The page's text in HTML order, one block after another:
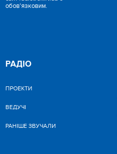
обов'язковим.
РАДІО
ПРОЕКТИ
ВЕДУЧІ
РАНІШЕ ЗВУЧАЛИ